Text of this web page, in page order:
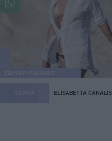
ELISABETTA CANALIS